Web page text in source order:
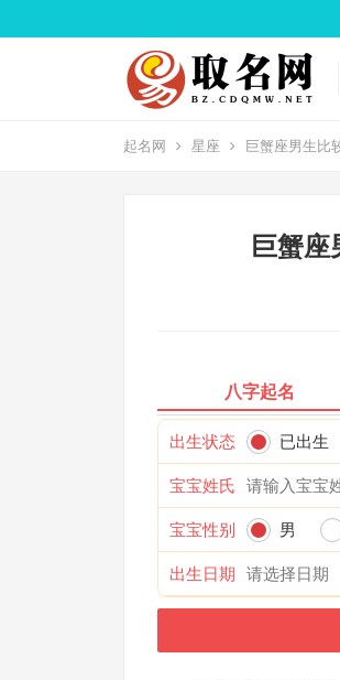
起名网 星座 巨蟹座男生比
巨蟹
八字起名
出生状态 已出生
宝宝姓氏
宝宝性别 男
出生日期